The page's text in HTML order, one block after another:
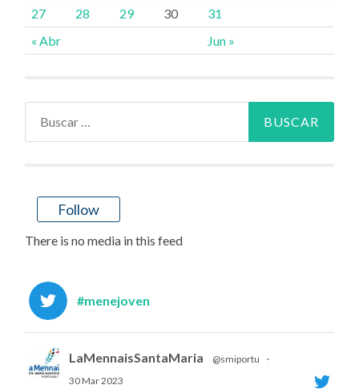
« Abr Jun »
27
28 29 30 31
Follow
There is no media in this feed
#menejoven
LaMennaisSantaMaria @smiportu
·
30 Mar 2023